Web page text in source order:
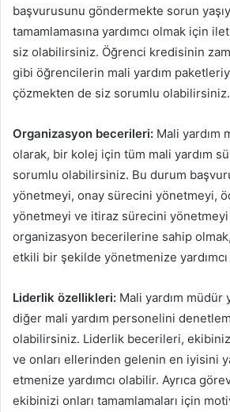
başvurusunu göndermekte sorun
tamamlamasına yardımcı olmak için
siz olabilirsiniz. Öğrenci kredisinin
gibi öğrencilerin mali yardım
çözmekten de siz sorumlu olabilirsiniz.
Organizasyon becerileri: Mali yardım
olarak, bir kolej için tüm mali yardım
sorumlu olabilirsiniz. Bu durum
yönetmeyi, onay sürecini yönetmeyi,
yönetmeyi ve itiraz sürecini
organizasyon becerilerine sahip
etkili bir şekilde yönetmenize
Liderlik özellikleri: Mali yardım müdür
diğer mali yardım personelini
olabilirsiniz. Liderlik becerileri,
ve onları ellerinden gelenin en iyisini
etmenize yardımcı olabilir. Ayrıca
ekibinizi onları tamamlamaları için